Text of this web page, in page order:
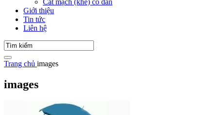
Cắt mạch (khe) co dãn
Giới thiệu
Tin tức
Liên hệ
Trang chủ images
images